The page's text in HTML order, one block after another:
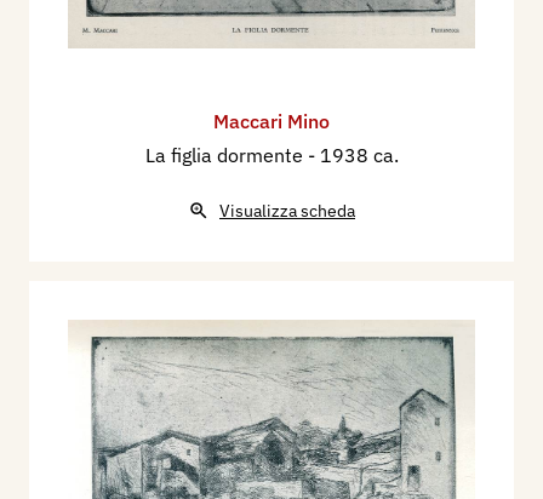
Maccari Mino
La figlia dormente - 1938 ca.
Visualizza scheda